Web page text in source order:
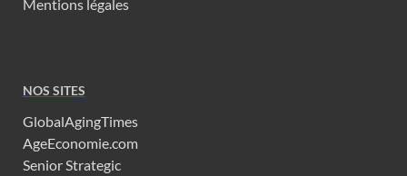
Mentions légales
NOS SITES
GlobalAgingTimes
AgeEconomie.com
Senior Strategic